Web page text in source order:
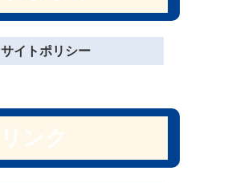
サイトポリシー